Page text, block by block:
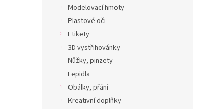
Modelovací hmoty
Plastové oči
Etikety
3D vystřihovánky
Nůžky, pinzety
Lepidla
Obálky, přání
Kreativní doplňky